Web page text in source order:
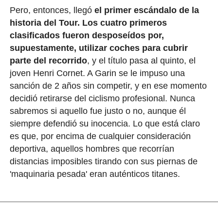
Pero, entonces, llegó el primer escándalo de la
historia del Tour. Los cuatro primeros
clasificados fueron desposeídos por,
supuestamente, utilizar coches para cubrir
parte del recorrido, y el título pasa al quinto, el
joven Henri Cornet. A Garin se le impuso una
sanción de 2 años sin competir, y en ese momento
decidió retirarse del ciclismo profesional. Nunca
sabremos si aquello fue justo o no, aunque él
siempre defendió su inocencia. Lo que está claro
es que, por encima de cualquier consideración
deportiva, aquellos hombres que recorrían
distancias imposibles tirando con sus piernas de
'maquinaria pesada' eran auténticos titanes.